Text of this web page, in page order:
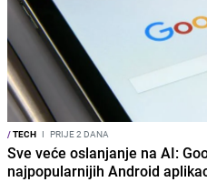
/TECH I PRIJE 2 DANA
Sve veće oslanjanje na AI:
najpopularnijih Android